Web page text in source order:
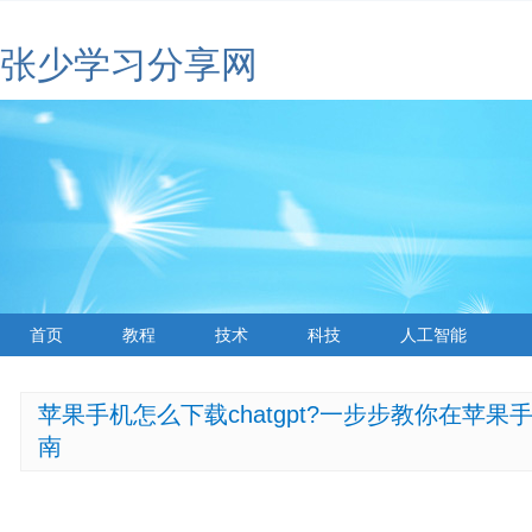
张少学习分享网
首页 教程 技术 科技 人工智能
苹果手机怎么下载chatgpt?一步步教你在苹果
南